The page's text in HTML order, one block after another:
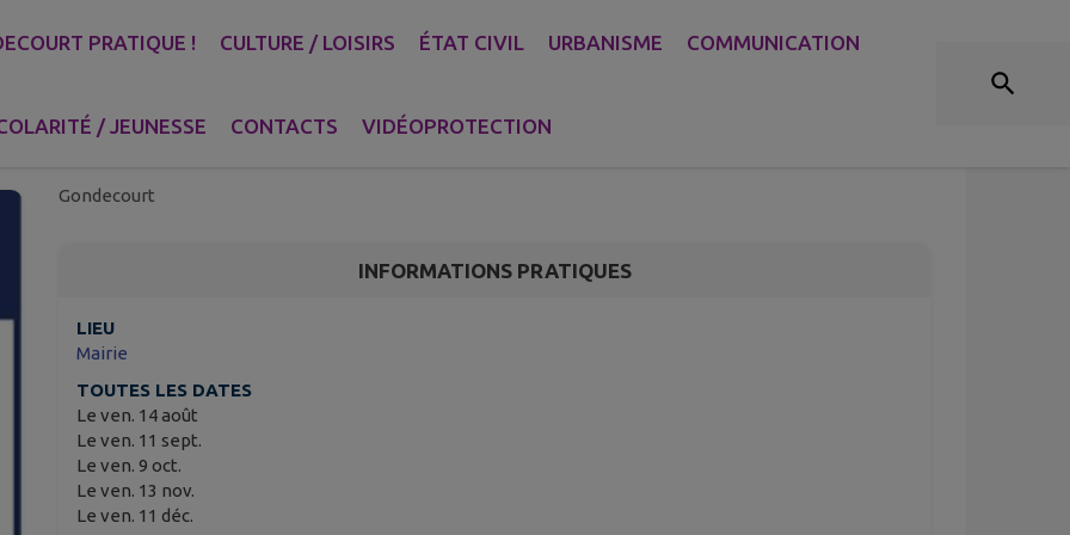
PRATIQUE ! CULTURE / LOISIRS ÉTAT CIVIL URBANISME COMMUNICATION
/ JEUNESSE CONTACTS VIDÉOPROTECTION
et conseils énergétiques
Gondecourt
INFORMATIONS PRATIQUES
LIEU
Mairie
TOUTES LES DATES
Le ven. 14 août
Le ven. 11 sept.
Le ven. 9 oct.
Le ven. 13 nov.
Le ven. 11 déc.